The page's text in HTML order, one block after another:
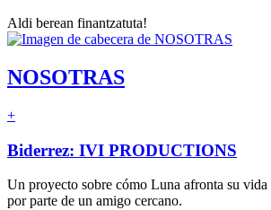
Aldi berean finantzatuta!
NOSOTRAS
+
Biderrez: IVI PRODUCTIONS
Un proyecto sobre cómo Luna afronta su vida
por parte de un amigo cercano.